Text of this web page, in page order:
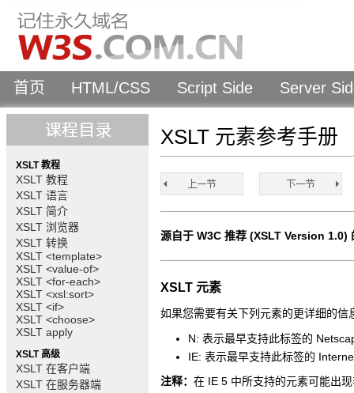
首页 HTML/CSS Script Side Server
XSLT 教程
XSLT 教程
XSLT 语言
XSLT 简介
XSLT 浏览器
XSLT 转换
XSLT <template>
XSLT <value-of>
XSLT <for-each>
XSLT <xsl:sort>
XSLT <if>
XSLT <choose>
XSLT apply
XSLT 高级
XSLT 在客户端
XSLT 在服务器端
XSLT 元素参考手册
源自于 W3C 推荐 (XSLT Version 1.0)
XSLT 元素
如果您需要有关下列元素的更详细的信
N: 表示最早支持此标签的
IE: 表示最早支持此标签的
注释： 在 IE 5 中所支持的元素可能出